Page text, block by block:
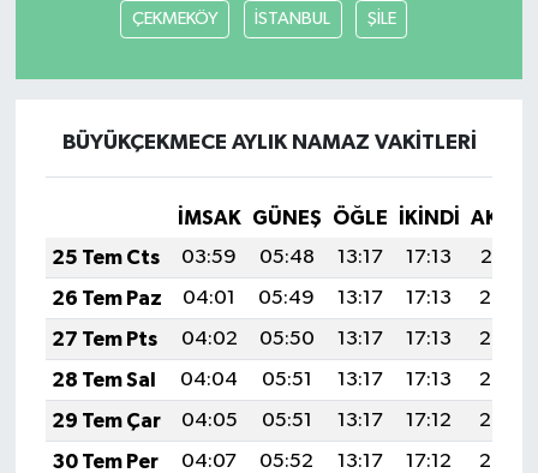
ÇEKMEKÖY İSTANBUL ŞİLE
BÜYÜKÇEKMECE AYLIK NAMAZ VAKITLERI
İMSAK GÜNEŞ ÖĞLE İKINDI
25 Tem Cts
03:59 05:48 13:17 17:13
20:37
26 Tem Paz
04:01 05:49 13:17 17:13
20:36
27 Tem Pts
04:02 05:50 13:17 17:13
20:35
28 Tem Sal
04:04 05:51 13:17 17:13
20:34
29 Tem Çar
04:05 05:51 13:17 17:12
20:33
30 Tem Per
04:07 05:52 13:17 17:12
20:32